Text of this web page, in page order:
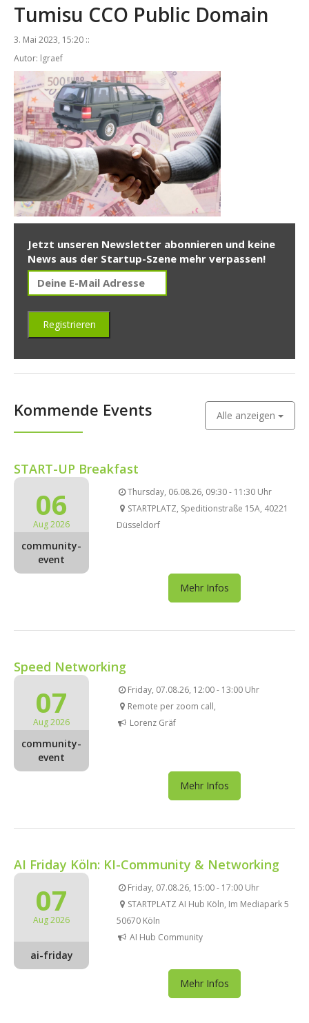
Tumisu CCO Public Domain
3. Mai 2023, 15:20 ::
Autor: lgraef
Jetzt unseren Newsletter abonnieren und keine
News aus der Startup-Szene mehr verpassen!
Kommende Events Alle anzeigen
START-UP Breakfast
06
Aug 2026
community-
event
Thursday, 06.08.26, 09:30 - 11:30 Uhr
STARTPLATZ, Speditionstraße 15A, 40221
Düsseldorf
Mehr Infos
Speed Networking
07
Aug 2026
community-
event
Friday, 07.08.26, 12:00 - 13:00 Uhr
Remote per zoom call,
Lorenz Gräf
Mehr Infos
AI Friday Köln: KI-Community & Networking
07
Aug 2026
ai-friday
Friday, 07.08.26, 15:00 - 17:00 Uhr
STARTPLATZ AI Hub Köln, Im Mediapark 5
50670 Köln
AI Hub Community
Mehr Infos